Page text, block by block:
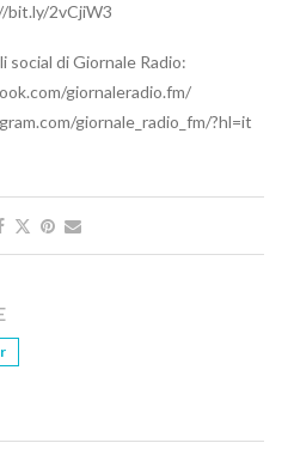
bit.ly/2vCjiW3
social di Giornale Radio:
giornaleradio.fm/
giornale_radio_fm/?hl=it